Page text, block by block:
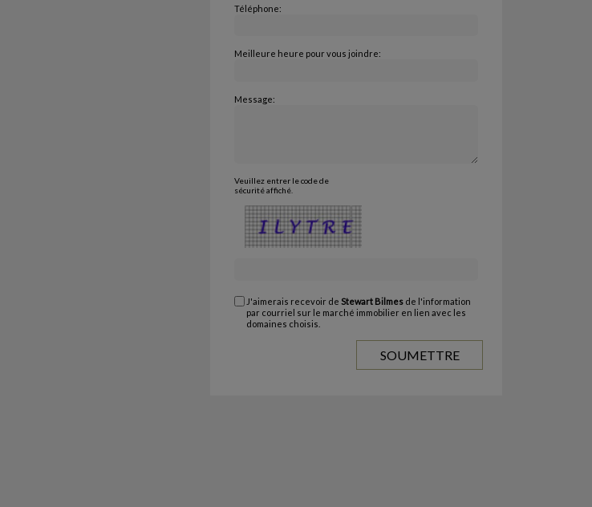
Téléphone:
Meilleure heure pour vous joindre:
Message:
Veuillez entrer le code de
sécurité affiché.
J'aimerais recevoir deStewart Bilmes de l'information
par courriel sur le marché immobilier en lien avec les
domaines choisis.